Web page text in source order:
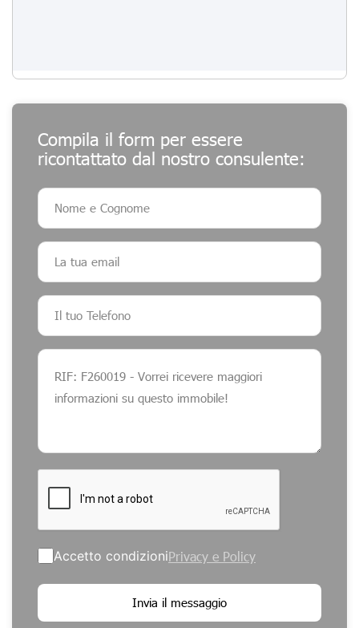
Compila il form per essere
ricontattato dal nostro consulente:
Accetto condizioniPrivacy e Policy
Invia il messaggio